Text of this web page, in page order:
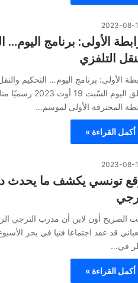
2023-08-
الأولى: برنامج اليوم…
التلفزي
الأولى: برنامج اليوم… التحكيم
تنطلق اليوم السّبت
المحترفة الأولى لموسم…
أكمل القراءة »
2023-08-
تونسي يكشف ما يحدث
الصريح أون لاين أن مدرب الترجي
قد عقد اجتماعا فنيا في بحر
في…
أكمل القراءة »